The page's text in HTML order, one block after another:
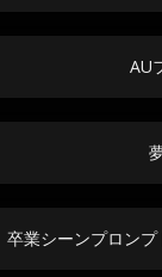
AU
卒業シーンプロン